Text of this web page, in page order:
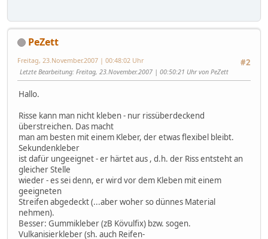
PeZett
#2
Freitag, 23.November.2007 | 00:48:02 Uhr
Letzte Bearbeitung: Freitag, 23.November.2007 | 00:50:21 Uhr von PeZett
Hallo.
Risse kann man nicht kleben - nur rissüberdeckend
überstreichen. Das macht
man am besten mit einem Kleber, der etwas flexibel bleibt.
Sekundenkleber
ist dafür ungeeignet - er härtet aus , d.h. der Riss entsteht an
gleicher Stelle
wieder - es sei denn, er wird vor dem Kleben mit einem
geeigneten
Streifen abgedeckt (...aber woher so dünnes Material
nehmen).
Besser: Gummikleber (zB Kövulfix) bzw. sogen.
Vulkanisierkleber (sh. auch Reifen-